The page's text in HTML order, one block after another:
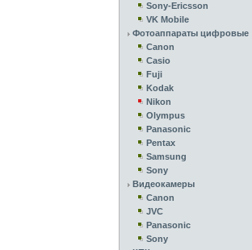
Sony-Ericsson
VK Mobile
Фотоаппараты цифровые
Canon
Casio
Fuji
Kodak
Nikon
Olympus
Panasonic
Pentax
Samsung
Sony
Видеокамеры
Canon
JVC
Panasonic
Sony